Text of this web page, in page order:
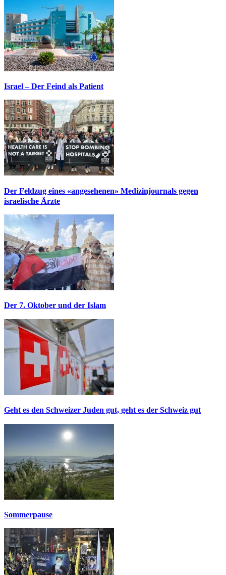
Israel – Der Feind als Patient
Der Feldzug eines «angesehenen» Medizinjournals gegen
israelische Ärzte
Der 7. Oktober und der Islam
Geht es den Schweizer Juden gut, geht es der Schweiz gut
Sommerpause